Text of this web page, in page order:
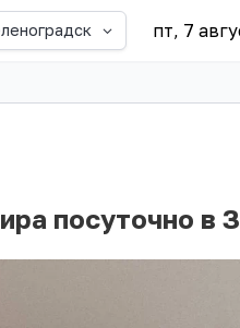
пт, 7
посуточно в